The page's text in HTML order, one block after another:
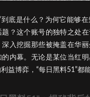
到底是什么？为何它能够
题？这个账号的独特之处
深入挖掘那些被掩盖在华
的内幕。无论是某位当红
益博弈，“每日黑料51”都